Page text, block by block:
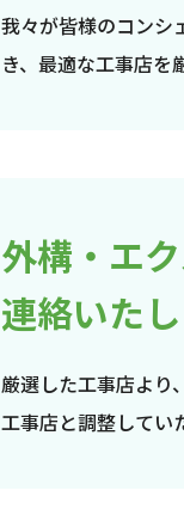
我々が皆様のコンシ
き、最適な工事店を
外構・エ
連絡いた
厳選した工事店より
工事店と調整してい